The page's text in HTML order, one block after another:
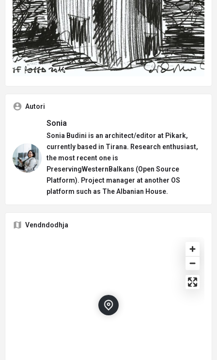
Autori
Sonia
Sonia Budini is an architect/editor at Pikark,
currently based in Tirana. Research enthusiast,
the most recent one is
PreservingWesternBalkans (Open Source
Platform). Project manager at another OS
platform such as The Albanian House.
Vendndodhja